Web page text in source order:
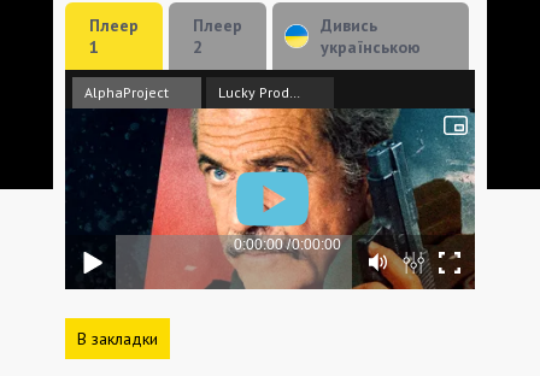
Плеер
1
Плеер
2
Дивись
українською
AlphaProject
В закладки